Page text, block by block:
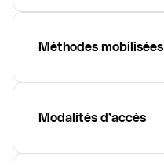
Méthodes mobilisées
Modalités d’accès